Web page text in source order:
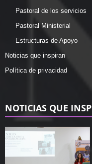
Pastoral de los servicios
Pastoral Ministerial
Estructuras de Apoyo
Noticias que inspiran
Política de privacidad
NOTICIAS QUE